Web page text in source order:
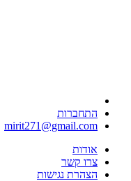
התחברות
mirit271@gmail.com
אודות
צרו קשר
הצהרת נגישות